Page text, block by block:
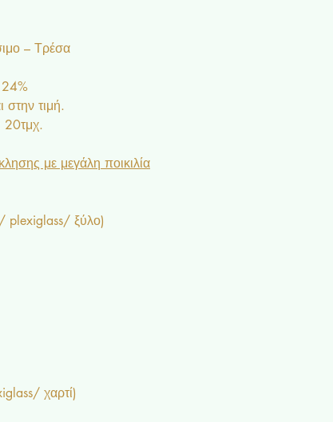
– Τρέσα
24%
τιμή.
20τμχ.
με μεγάλη ποικιλία
plexiglass/ ξύλο)
χαρτί)